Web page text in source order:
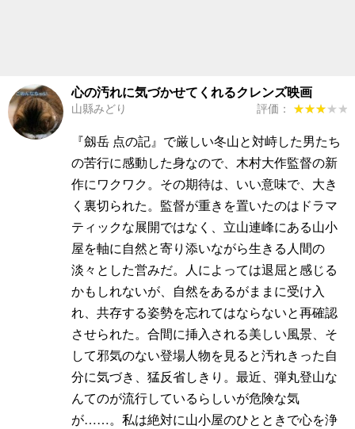
心の汚れに気づかせてくれるクレンズ映画
山縣みどり 評価： ★★★★★
★★★★★
『劔岳 点の記』で厳しい冬山と対峙した男たち
の苦行に感動した身なので、木村大作監督の新
作にワクワク。その期待は、いい意味で、大き
く裏切られた。監督が重きを置いたのはドラマ
ティックな展開ではなく、立山連峰にある山小
屋を軸に自然と寄り添いながら生きる人間の
淡々とした営みだ。人によっては退屈と感じる
かもしれないが、自然をあるがままに受け入
れ、共存する姿勢を忘れてはならないと再確認
させられた。合間に挿入される美しい風景、そ
して邪気のない登場人物を見ると汚れきった自
分に気づき、猛反省しきり。最近、弾丸登山な
んてのが流行しているらしいが危険な気
が……。私は絶対に山小屋のひとときで心を浄